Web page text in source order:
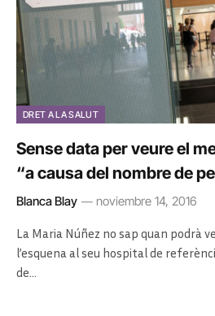
DRET A LA SALUT
Sense data per veure el
“a causa del nombre de
Blanca Blay noviembre 14, 2016
La Maria Núñez no sap quan podrà
l’esquena al seu hospital de
de…